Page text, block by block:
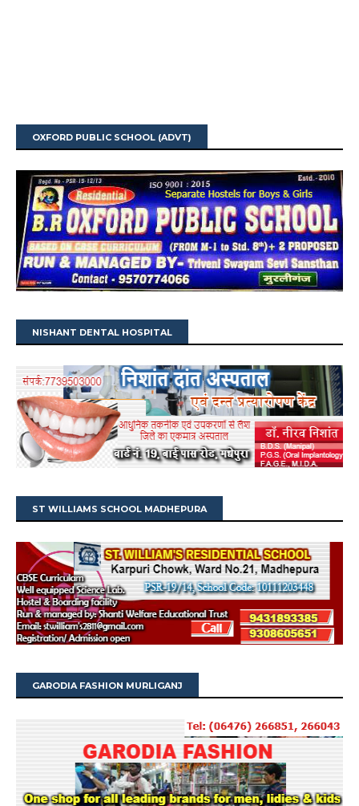
OXFORD PUBLIC SCHOOL (ADVT)
NISHANT DENTAL HOSPITAL
ST WILLIAMS SCHOOL MADHEPURA
GARODIA FASHION MURLIGANJ